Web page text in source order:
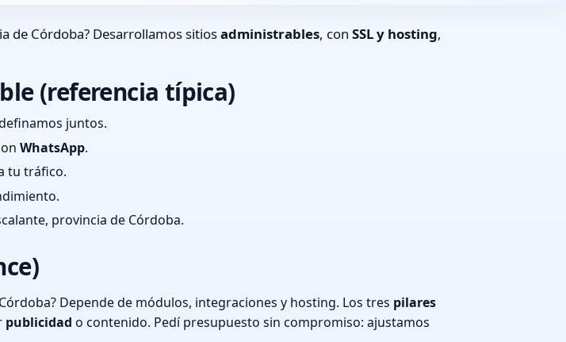
de Córdoba? Desarrollamos sitiosadministrables, con SSL y hosting,
(referencia típica)
juntos.
WhatsApp.
tu tráfico.
provincia de Córdoba.
Depende de módulos, integraciones y hosting. Los tres pilares
publicidad o contenido. Pedí presupuesto sin compromiso: ajustamos